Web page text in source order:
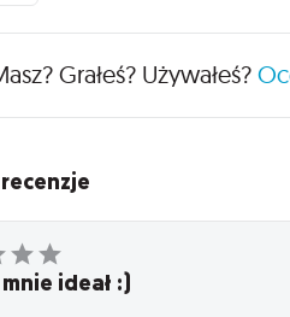
Grałeś? Używałeś?
ideał :)